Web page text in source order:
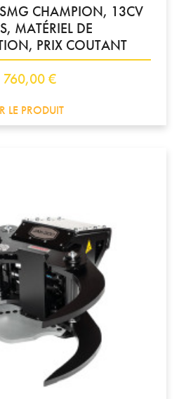
SMG CHAMPION, 13CV
MATÉRIEL DE
PRIX COUTANT
760,00 €
LE PRODUIT